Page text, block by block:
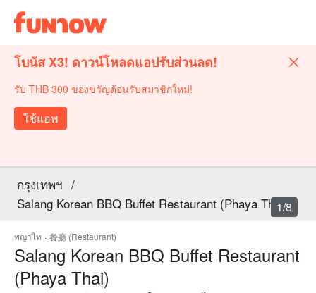
โบนัส X3! ดาวน์โหลดแอปรับส่วนลด!
รับ THB 300 ของขวัญต้อนรับสมาชิกใหม่!
ใช้แอพ
กรุงเทพฯ /
Salang Korean BBQ Buffet Restaurant (Phaya Thai)
พญาไท · 餐廳 (Restaurant)
Salang Korean BBQ Buffet Restaurant
(Phaya Thai)
1/8